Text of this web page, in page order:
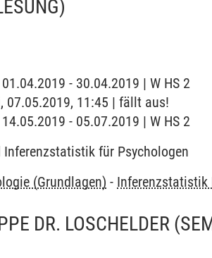
- 30.04.2019 | W HS 2
07.05.2019, 11:45 | fällt aus!
- 05.07.2019 | W HS 2
für Psychologen
(Grundlagen) - Inferenzstatistik
DR. LOSCHELDER